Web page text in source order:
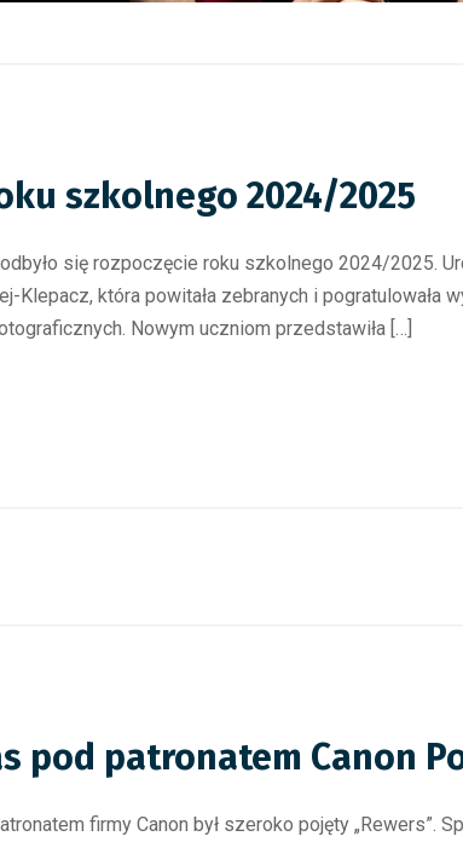
szkolnego 2024/2025
się rozpoczęcie roku szkolnego 2024/2025.
która powitała zebranych i pogratulowała
Nowym uczniom przedstawiła […]
pod patronatem Canon
firmy Canon był szeroko pojęty „Rewers”.